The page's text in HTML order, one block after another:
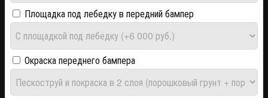
Площадка под лебедку в передний бампер
Окраска переднего бампера